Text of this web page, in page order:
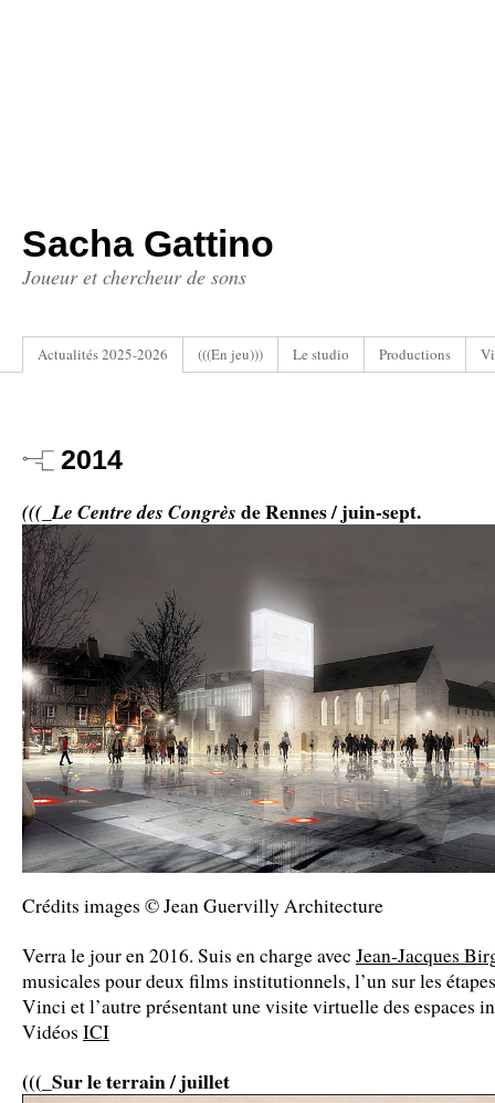
Sacha Gattino
Joueur et chercheur de sons
Actualités 2025-2026 (((En jeu))) Le studio Productions
2014
(((_Le Centre des Congrès de Rennes / juin-sept.
Crédits images © Jean Guervilly Architecture
Verra le jour en 2016. Suis en charge avec Jean-Jacques
musicales pour deux films institutionnels, l’un sur les
Vinci et l’autre présentant une visite virtuelle des espaces
Vidéos ICI
(((_ Sur le terrain / juillet